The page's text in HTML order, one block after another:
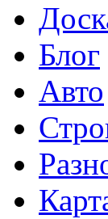
Блог
Авто